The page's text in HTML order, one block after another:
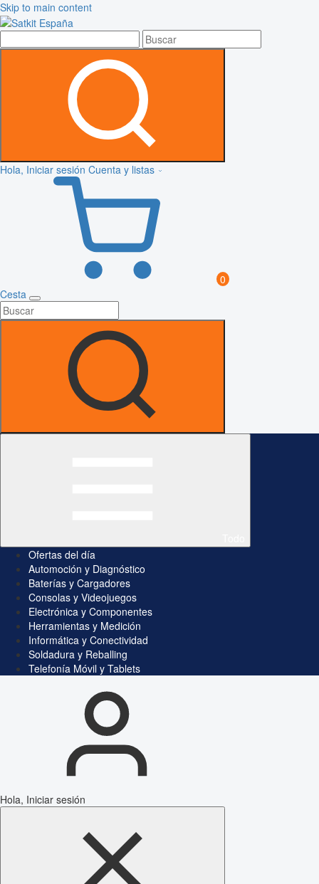
Skip to main content
Hola, Iniciar sesión Cuenta y listas
0
Cesta
Ofertas del día
Automoción y Diagnóstico
Baterías y Cargadores
Consolas y Videojuegos
Electrónica y Componentes
Herramientas y Medición
Informática y Conectividad
Soldadura y Reballing
Telefonía Móvil y Tablets
Hola, Iniciar sesión